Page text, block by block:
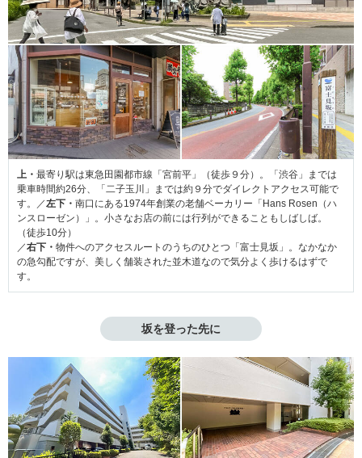
上・ 最寄り駅は東急田園都市線「宮前平」（徒歩９分）。「渋谷」までは
乗車時間約26分、「二子玉川」までは約９分でダイレクトアクセス可能で
す。／左下・ 南口にある1974年創業の老舗ベーカリー「Hans Rosen（ハ
ンスローゼン）」。小さなお店の前には行列ができることもしばしば。
（徒歩10分）
／右下・ 物件へのアクセスルートのうちのひとつ「富士見坂」。なかなか
の急勾配ですが、美しく舗装された並木道なので気分よく歩けるはずで
す。
坂を登った先に